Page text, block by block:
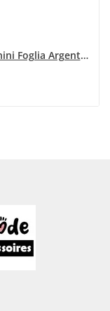
Orecchini Foglia Argentata